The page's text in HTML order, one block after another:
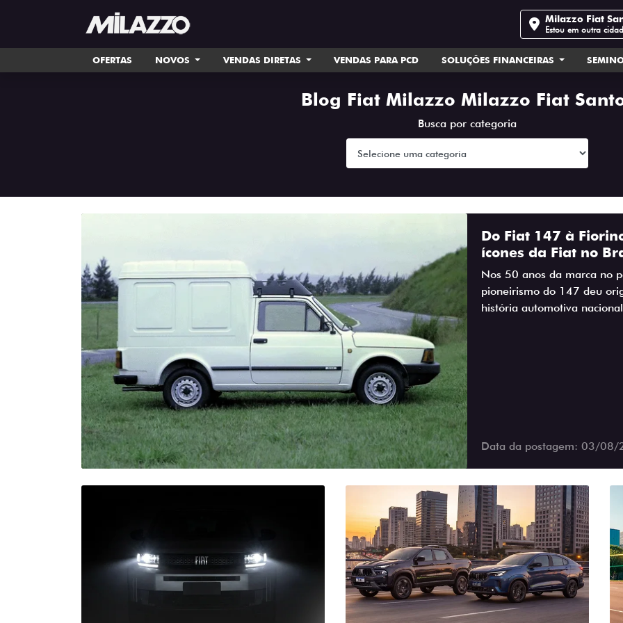
Milazzo Fiat
Estou em outra
OFERTAS NOVOS VENDAS DIRETAS VENDAS PARA PCD SOLUÇÕES FINANCEIRAS
Blog Fiat Milazzo Milazzo Fiat
Busca por categoria
Do Fiat 147 à
ícones da Fiat no
Nos 50 anos da marca no
pioneirismo do 147 deu
história automotiva nacional
Data da postagem: 03/08/